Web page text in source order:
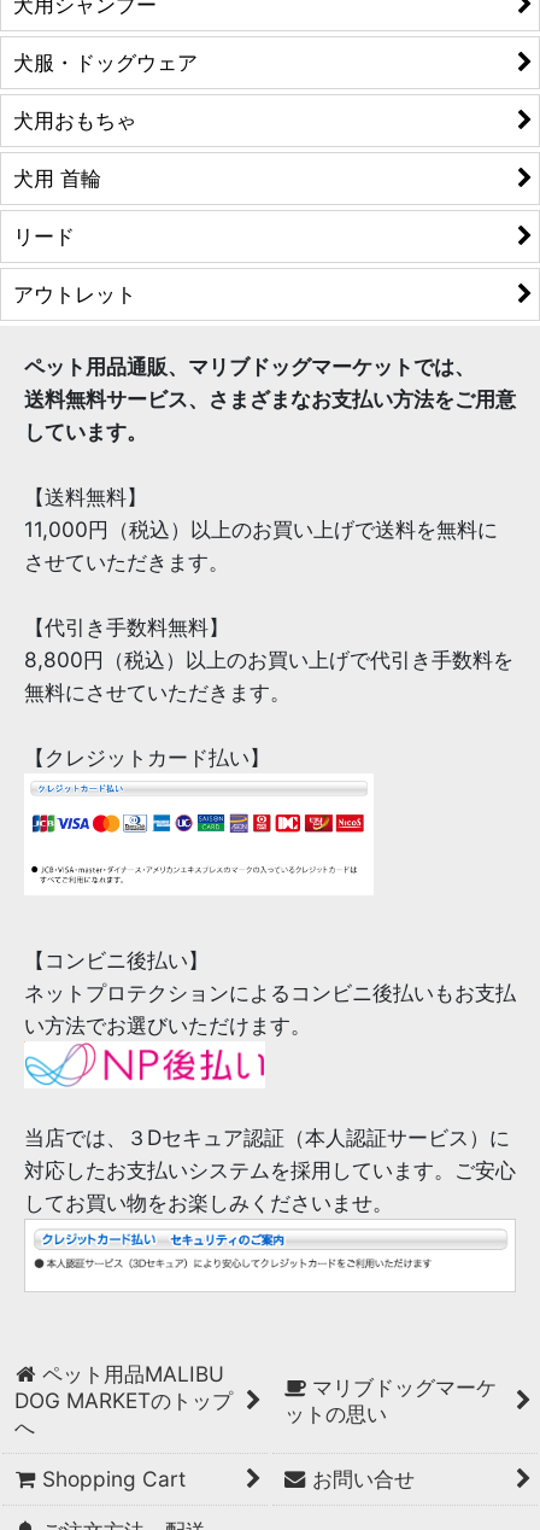
犬服・ドッグウェア
犬用おもちゃ
犬用 首輪
リード
アウトレット
ペット用品通販、マリブドッグマーケットでは、
送料無料サービス、さまざまなお支払い方法をご用意
しています。
【送料無料】
11,000円（税込）以上のお買い上げで送料を無料に
させていただきます。
【代引き手数料無料】
8,800円（税込）以上のお買い上げで代引き手数料を
無料にさせていただきます。
【クレジットカード払い】
【コンビニ後払い】
ネットプロテクションによるコンビニ後払いもお支払
い方法でお選びいただけます。
当店では、３Dセキュア認証（本人認証サービス）に
対応したお支払いシステムを採用しています。ご安心
してお買い物をお楽しみくださいませ。
ペット用品MALIBU
DOG MARKETのトップ
へ
マリブドッグマーケ
ットの思い
Shopping Cart お問い合せ